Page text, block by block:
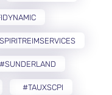
#SUNDERLAND
#TAUXSCPI